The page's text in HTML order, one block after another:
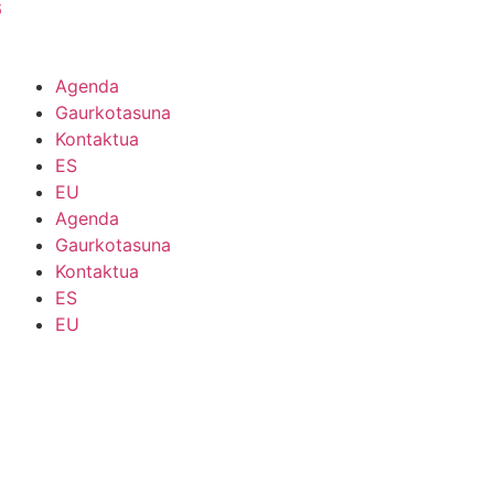
Agenda
Gaurkotasuna
Kontaktua
ES
EU
Agenda
Gaurkotasuna
Kontaktua
ES
EU